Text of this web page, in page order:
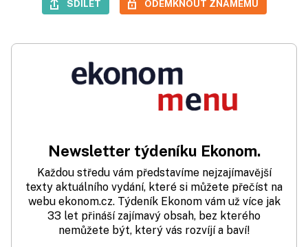
SDÍLET ODEMKNOUT ZNÁMÉMU
Newsletter týdeníku Ekonom.
Každou středu vám představíme nejzajímavější
texty aktuálního vydání, které si můžete přečíst na
webu ekonom.cz. Týdeník Ekonom vám už více jak
33 let přináší zajímavý obsah, bez kterého
nemůžete být, který vás rozvíjí a baví!